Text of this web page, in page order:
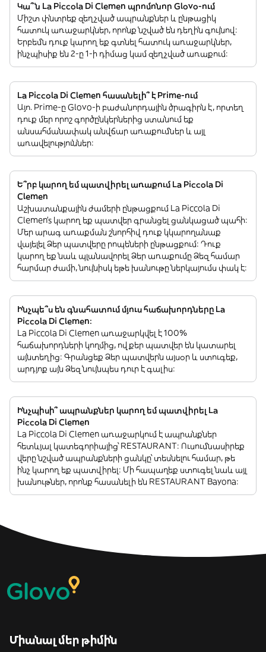
Կա՞ն La Piccola Di Clemen պրոմոնոր Glovo-ում
Միշտ փնտրեք զեղչված ապրանքներ և ընթացիկ
հատուկ առաջարկներ, որոնք նշված են դեղին գույնով:
Երբեմն դուք կարող եք գտնել հատուկ առաջարկներ,
ինչպիսիք են 2-ը 1-ի դիմաց կամ զեղչված առաքում:
La Piccola Di Clemen հասանելի՞ է Prime-ում
Այո. Prime-ը Glovo-ի բաժանորդային ծրագիրն է, որտեղ
դուք մեր որոշ գործընկերներից ստանում եք
անսահմանափակ անվճար առաքումներ և այլ
առավելություններ:
Ե՞րբ կարող եմ պատվիրել առաքում La Piccola Di
Clemen
Աշխատանքային ժամերի ընթացքում La Piccola Di
Clemen’s կարող եք պատվեր գրանցել ցանկացած պահի:
Մեր արագ առաքման շնորհիվ դուք կկարողանաք
վայելել Ձեր պատվերը րոպեների ընթացքում: Դուք
կարող եք նաև պլանավորել Ձեր առաքումը Ձեզ համար
հարմար ժամի, նույնիսկ եթե խանութը ներկայումս փակ է:
Ինչպե՞ս են գնահատում մյուս հաճախորդները La
Piccola Di Clemen:
La Piccola Di Clemen առաջարկվել է 100%
հաճախորդների կողմից, ովքեր պատվեր են կատարել
այնտեղից: Գրանցեք Ձեր պատվերն այսօր և ստուգեք,
արդյոք այն Ձեզ նույնպես դուր է գալիս:
Ինչպիսի՞ ապրանքներ կարող եմ պատվիրել La
Piccola Di Clemen
La Piccola Di Clemen առաջարկում է ապրանքներ
հետևյալ կատեգորիայից՝ RESTAURANT: Ուսումնասիրեք
վերը նշված ապրանքների ցանկը՝ տեսնելու համար, թե
ինչ կարող եք պատվիրել: Մի հապաղեք ստուգել նաև այլ
խանութներ, որոնք հասանելի են RESTAURANT Bayona:
Միանալ մեր թիմին